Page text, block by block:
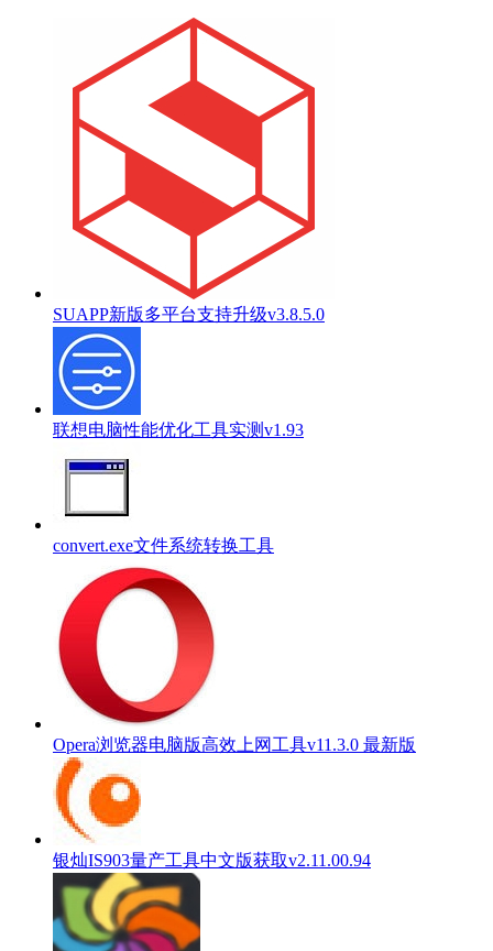
SUAPP新版多平台支持升级v3.8.5.0
联想电脑性能优化工具实测v1.93
convert.exe文件系统转换工具
Opera浏览器电脑版高效上网工具v11.3.0 最新版
银灿IS903量产工具中文版获取v2.11.00.94